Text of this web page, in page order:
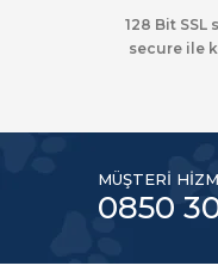
128 Bit SSL
secure ile
MÜŞTERİ
0850